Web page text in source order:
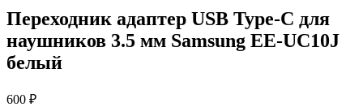
Переходник адаптер USB Type-C для
наушников 3.5 мм Samsung EE-UC10J
белый
600 ₽